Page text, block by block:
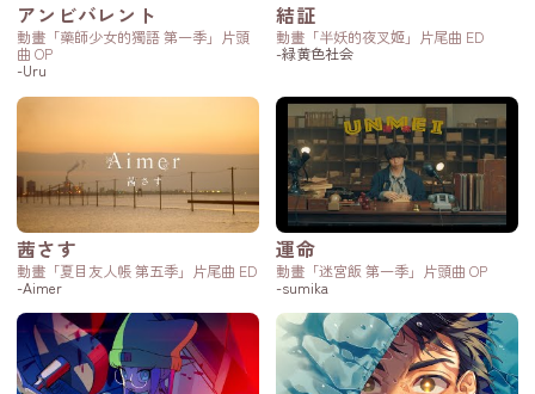
アンビバレント
動畫「藥師少女的獨語 第一季」片頭
曲 OP
-Uru
結証
動畫「半妖的夜叉姬」片尾曲 ED
-緑黄色社会
茜さす
動畫「夏目友人帳 第五季」片尾曲 ED
-Aimer
運命
動畫「迷宮飯 第一季」片頭曲 OP
-sumika